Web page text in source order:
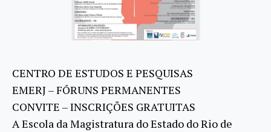
CENTRO DE ESTUDOS E PESQUISAS
EMERJ – FÓRUNS PERMANENTES
CONVITE – INSCRIÇÕES GRATUITAS
A Escola da Magistratura do Estado do Rio de